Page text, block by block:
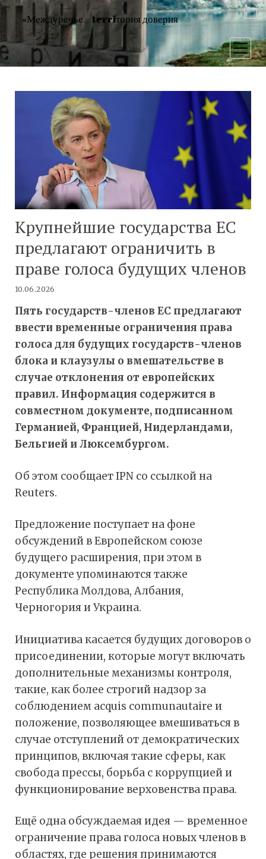
«Междуречье – terriтория доверия
меню
Крупнейшие государства ЕС
предлагают ограничить в
праве голоса будущих членов
10.06.2026
Пять государств-членов ЕС предлагают
ввести временные ограничения права
голоса для будущих государств-членов
блока и клаузулы о вмешательстве в
случае отклонения от европейских
правил. Информация содержится в
совместном документе, подписанном
Германией, Францией, Нидерландами,
Бельгией и Люксембургом.
Об этом сообщает IPN со ссылкой на
Reuters.
Предложение поступает на фоне
обсуждений в Европейском союзе
будущего расширения, при этом в
документе упоминаются также
Республика Молдова, Албания,
Черногория и Украина.
Инициатива касается будущих договоров о
присоединении, которые могут включать
дополнительные механизмы контроля,
такие, как более строгий надзор за
соблюдением acquis communautaire и
положение, позволяющее вмешиваться в
случае отступлений от демократических
принципов, включая такие сферы, как
свобода прессы, борьба с коррупцией и
функционирование верховенства права.
Ещё одна обсуждаемая идея — временное
ограничение права голоса новых членов в
областях, где решения принимаются